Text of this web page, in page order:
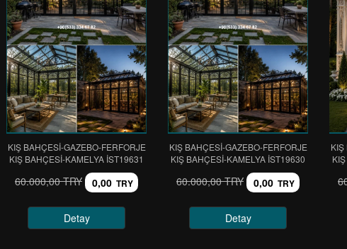
KIŞ BAHÇESİ-GAZEBO-FERFORJE
KIŞ BAHÇESİ-KAMELYA IST19631
60.000,00 TRY 0,00 TRY
Detay
KIŞ BAHÇESİ-GAZEBO-FERFORJE
KIŞ BAHÇESİ-KAMELYA IST19630
60.000,00 TRY 0,00 TRY
Detay
KIŞ